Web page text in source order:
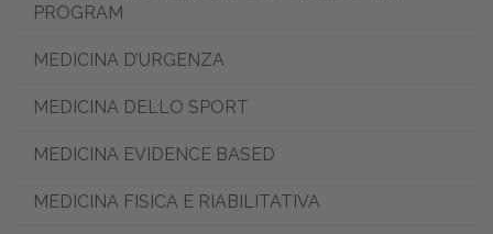
PROGRAM
MEDICINA D’URGENZA
MEDICINA DELLO SPORT
MEDICINA EVIDENCE BASED
MEDICINA FISICA E RIABILITATIVA